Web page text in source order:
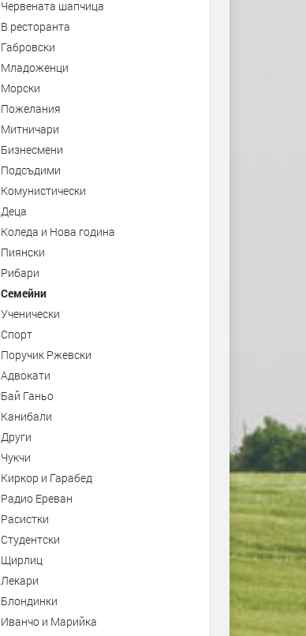
Червената шапчица
В ресторанта
Габровски
Младоженци
Морски
Пожелания
Митничари
Бизнесмени
Подсъдими
Комунистически
Деца
Коледа и Нова година
Пиянски
Рибари
Семейни
Ученически
Спорт
Поручик Ржевски
Адвокати
Бай Ганьо
Канибали
Други
Чукчи
Киркор и Гарабед
Радио Ереван
Расистки
Студентски
Щирлиц
Лекари
Блондинки
Иванчо и Марийка